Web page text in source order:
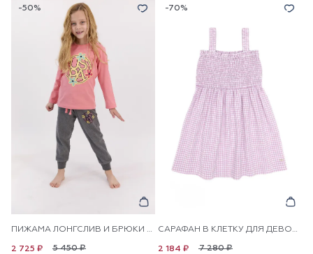
-50%
ПИЖАМА ЛОНГСЛИВ И БРЮКИ ДЛЯ ДЕВОЧЕК
5 450 ₽
2 725 ₽
-70%
САРАФАН В КЛЕТКУ ДЛЯ ДЕВОЧЕК
7 280 ₽
2 184 ₽